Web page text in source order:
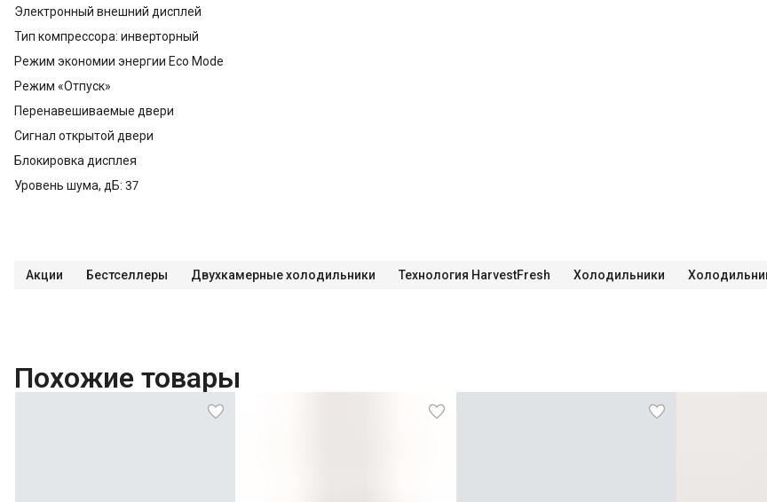
Электронный внешний дисплей
Тип компрессора: инверторный
Режим экономии энергии Eco Mode
Режим «Отпуск»
Перенавешиваемые двери
Сигнал открытой двери
Блокировка дисплея
Уровень шума, дБ: 37
Акции Бестселлеры Двухкамерные холодильники Технология HarvestFresh Холодильники
Похожие товары